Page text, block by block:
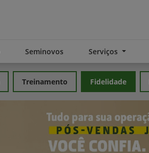
Seminovos Serviços
Treinamento Fidelidade